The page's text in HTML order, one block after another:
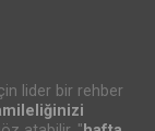
lider bir rehber